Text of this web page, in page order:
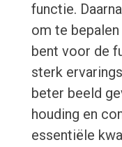
functie.
om te
bent voor de
sterk
beter beeld
houding en
essentiële